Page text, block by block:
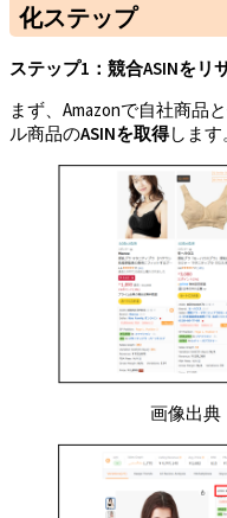
化ステップ
ステップ1 ：競合ASINをリ
まず、Amazonで自社商品
ル商品のASINを取得します
画像出典